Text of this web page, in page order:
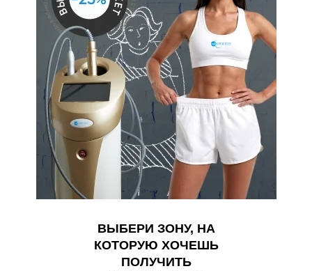
ВЫБЕРИ ЗОНУ, НА
КОТОРУЮ ХОЧЕШЬ
ПОЛУЧИТЬ